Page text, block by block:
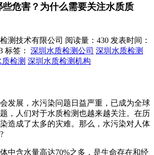
危害？为什么需要关注水质质
测技术有限公司 阅读量：430 发表时间：
标签： 深圳水质检测公司 深圳水质检测
检测 深圳水质检测机构
发展，水污染问题日益严重，已成为全球
，人们对于水质检测​也越来越关注。在历
造成了太多的灾难。那么，水污染对人体
含水量高达70%之多，是生命存在和经